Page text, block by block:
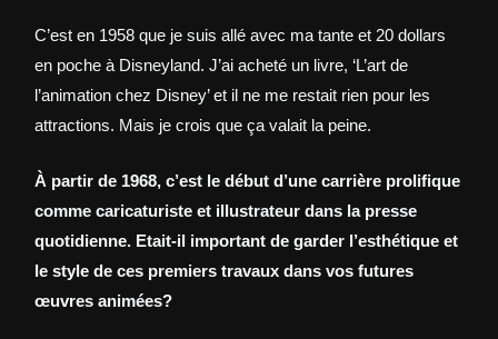
C’est en 1958 que je suis allé avec ma tante et 20 dollars
en poche à Disneyland. J’ai acheté un livre, ‘L’art de
l’animation chez Disney’ et il ne me restait rien pour les
attractions. Mais je crois que ça valait la peine.
À partir de 1968, c’est le début d’une carrière prolifique
comme caricaturiste et illustrateur dans la presse
quotidienne. Etait-il important de garder l’esthétique et
le style de ces premiers travaux dans vos futures
œuvres animées?